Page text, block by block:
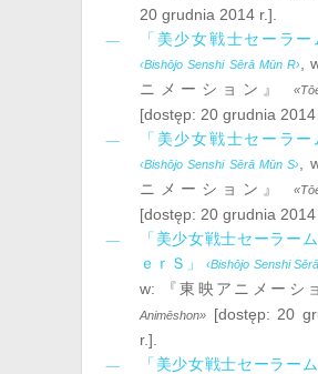
20 grudnia ‎2014 r.].
「美少女戦士セーラー
‹Bishōjo Senshi Sērā Mūn R› ,
ニメーション』
[dostęp: 20 grudnia ‎2014
「美少女戦士セーラー
‹Bishōjo Senshi Sērā Mūn S› ,
ニメーション』
[dostęp: 20 grudnia ‎2014
「美少女戦士セーラー
ｅｒＳ」
‹Bishōjo Senshi
w:
『東映アニメーシ
Animēshon»
[dostęp: 20
r.].
「美少女戦士セーラー